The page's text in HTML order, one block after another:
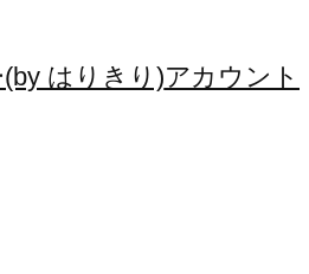
はりきり)アカウント